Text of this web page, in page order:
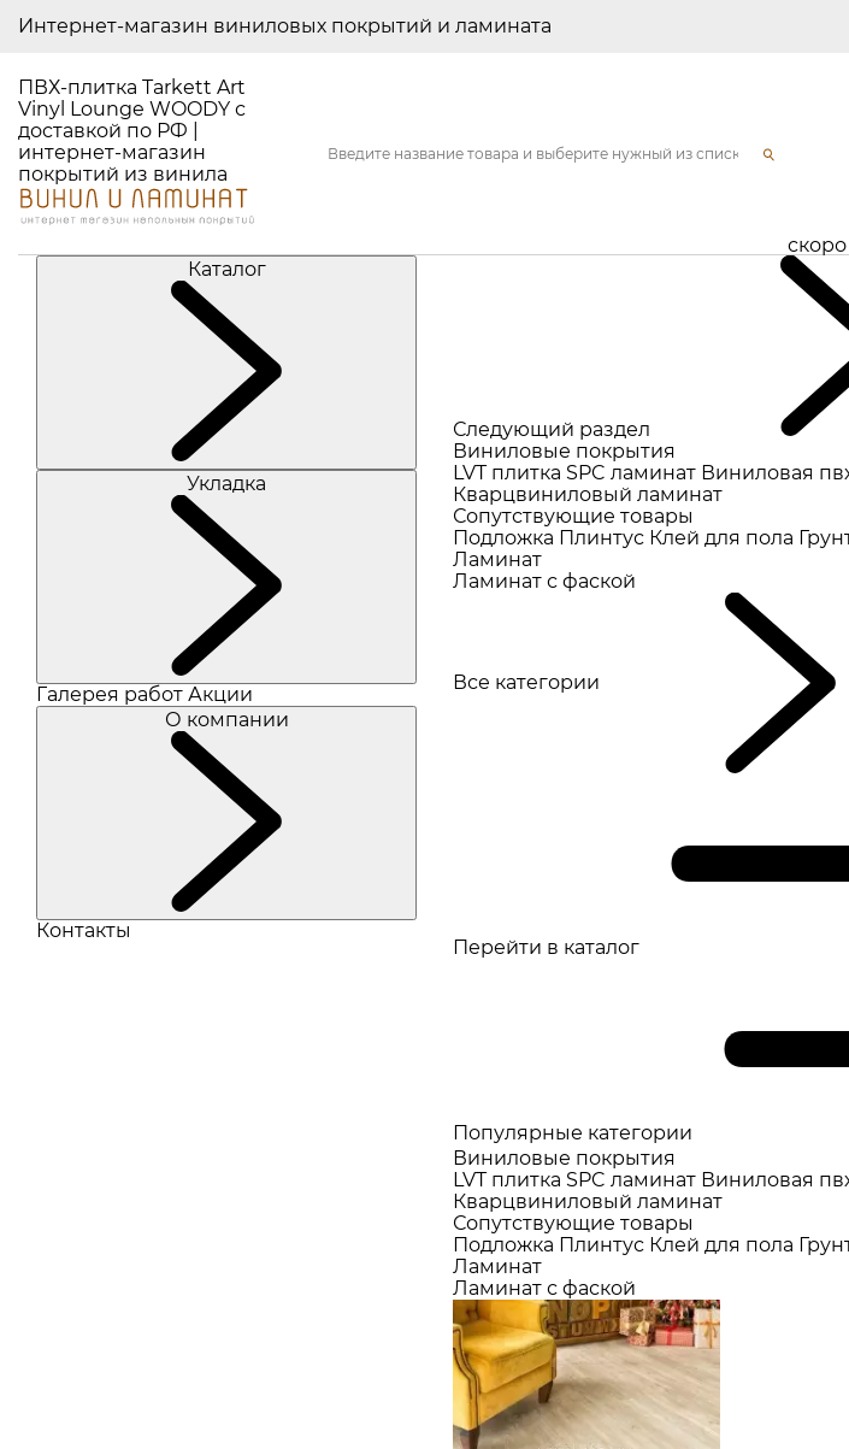
Интернет-магазин виниловых покрытий и ламината
ПВХ-плитка Tarkett Art
Vinyl Lounge WOODY с
доставкой по РФ |
интернет-магазин
покрытий из винила
скоро
Каталог
Укладка
Галерея работ Акции
О компании
Контакты
Следующий раздел
Виниловые покрытия
LVT плитка SPC ламинат Виниловая
Кварцвиниловый ламинат
Сопутствующие товары
Подложка Плинтус Клей для пола
Ламинат
Ламинат с фаской
Все катeгории
Перейти в каталог
Популярные категории
Виниловые покрытия
LVT плитка SPC ламинат Виниловая
Кварцвиниловый ламинат
Сопутствующие товары
Подложка Плинтус Клей для пола
Ламинат
Ламинат с фаской